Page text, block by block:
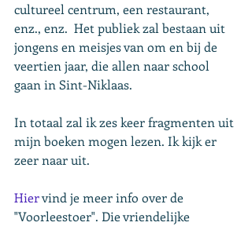
cultureel centrum, een restaurant,
enz., enz.  Het publiek zal bestaan uit
jongens en meisjes van om en bij de
veertien jaar, die allen naar school
gaan in Sint-Niklaas.
In totaal zal ik zes keer fragmenten uit
mijn boeken mogen lezen. Ik kijk er
zeer naar uit.
Hier vind je meer info over de
"Voorleestoer". Die vriendelijke